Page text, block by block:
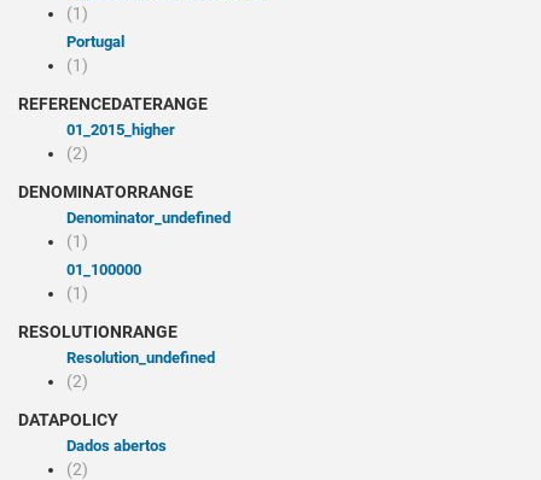
(1)
Portugal
(1)
REFERENCEDATERANGE
01_2015_higher
(2)
DENOMINATORRANGE
denominator_undefined
(1)
01_100000
(1)
RESOLUTIONRANGE
resolution_undefined
(2)
DATAPOLICY
Dados abertos
(2)